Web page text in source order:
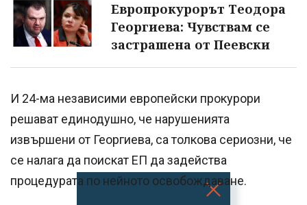
Европрокурорът Теодора
Георгиева: Чувствам се
застрашена от Пеевски
И 24-ма независими европейски прокурори
решават единодушно, че нарушенията
извършени от Георгиева, са толкова сериозни, че
се налага да поискат ЕП да задейства
процедурата по нейното освобождаване.